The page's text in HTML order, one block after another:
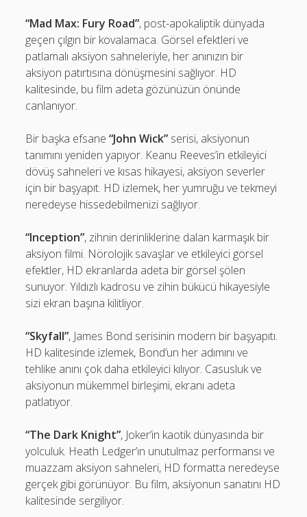
“Mad Max: Fury Road”, post-apokaliptik dünyada
geçen çılgın bir kovalamaca. Görsel efektleri ve
patlamalı aksiyon sahneleriyle, her anınızın bir
aksiyon patırtısına dönüşmesini sağlıyor. HD
kalitesinde, bu film adeta gözünüzün önünde
canlanıyor.
Bir başka efsane“John Wick” serisi, aksiyonun
tanımını yeniden yapıyor. Keanu Reeves’in etkileyici
dövüş sahneleri ve kısas hikayesi, aksiyon severler
için bir başyapıt. HD izlemek, her yumruğu ve tekmeyi
neredeyse hissedebilmenizi sağlıyor.
“Inception”, zihnin derinliklerine dalan karmaşık bir
aksiyon filmi. Nörolojik savaşlar ve etkileyici görsel
efektler, HD ekranlarda adeta bir görsel şölen
sunuyor. Yıldızlı kadrosu ve zihin bükücü hikayesiyle
sizi ekran başına kilitliyor.
“Skyfall”, James Bond serisinin modern bir başyapıtı.
HD kalitesinde izlemek, Bond’un her adımını ve
tehlike anını çok daha etkileyici kılıyor. Casusluk ve
aksiyonun mükemmel birleşimi, ekranı adeta
patlatıyor.
“The Dark Knight”, Joker’in kaotik dünyasında bir
yolculuk. Heath Ledger’ın unutulmaz performansı ve
muazzam aksiyon sahneleri, HD formatta neredeyse
gerçek gibi görünüyor. Bu film, aksiyonun sanatını HD
kalitesinde sergiliyor.